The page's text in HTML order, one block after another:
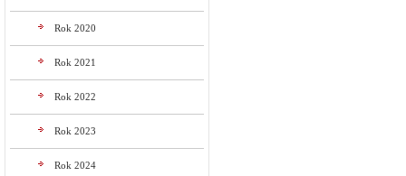
Rok 2020
Rok 2021
Rok 2022
Rok 2023
Rok 2024